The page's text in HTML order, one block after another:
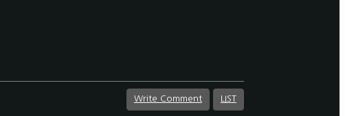
Write Comment LIST